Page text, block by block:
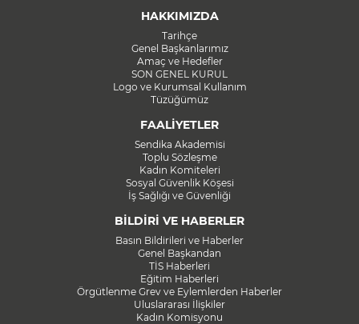
HAKKIMIZDA
Tarihçe
Genel Başkanlarımız
Amaç ve Hedefler
SON GENEL KURUL
Logo ve Kurumsal Kullanım
Tüzüğümüz
FAALİYETLER
Sendika Akademisi
Toplu Sözleşme
Kadın Komiteleri
Sosyal Güvenlik Köşesi
İş Sağlığı ve Güvenliği
BİLDİRİ VE HABERLER
Basın Bildirileri ve Haberler
Genel Başkandan
TİS Haberleri
Eğitim Haberleri
Örgütlenme Grev ve Eylemlerden Haberler
Uluslararası İlişkiler
Kadın Komisyonu